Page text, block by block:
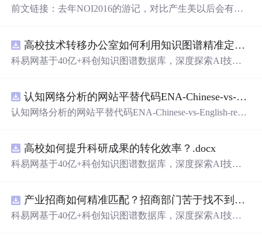
前文链接：去年NOI2016的游记，对比产生美以后会有一
啊，我赌你能A题，赌十块的”我：“赌20吧，我赌我A不了
题”ljss：“行啊”我：“那我要是全都爆零了是不是也算我没
高校技术转移办公室如何利用知识图谱精准定位产业需求与技术适配点？.docx
科易网基于40亿+科创知识图谱数据库，深度探索AI技术
新领域的AI+数智化解决方案，推动科技创新与产业创新
智能化发展。
认知网络分析的网站平替代码ENA-Chinese-vs-English-reproducible.zip
认知网络分析的网站平替代码ENA-Chinese-vs-English-repro
高校如何提升科研成果的转化效率？.docx
科易网基于40亿+科创知识图谱数据库，深度探索AI技术
新领域的AI+数智化解决方案，推动科技创新与产业创新
智能化发展。
产业招商如何精准匹配？招商部门苦于找不到符合产业链补链强链方向的目标企业怎么办？.docx
科易网基于40亿+科创知识图谱数据库，深度探索AI技术